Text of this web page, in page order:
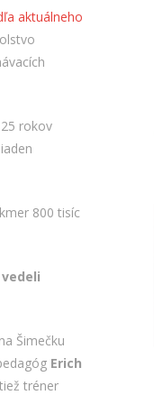
aktuálneho
rokov
800 tisíc
Šimečku
Erich
tréner